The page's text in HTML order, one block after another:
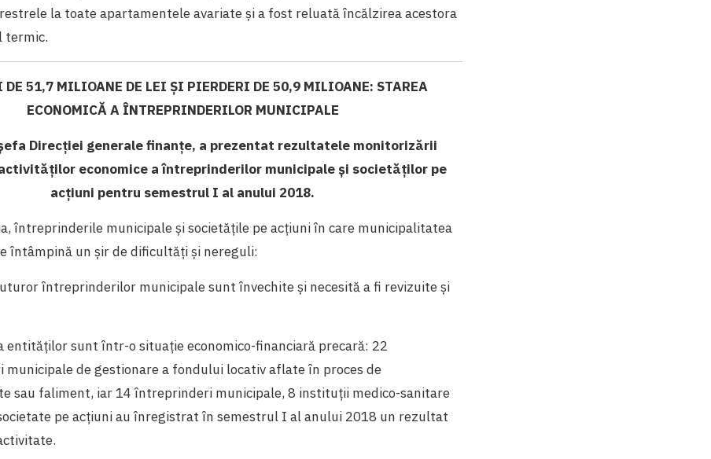
la toate apartamentele avariate și a fost reluată încălzirea acestora
termic.
51,7 MILIOANE DE LEI ȘI PIERDERI DE 50,9 MILIOANE: STAREA
ECONOMICĂ A ÎNTREPRINDERILOR MUNICIPALE
Direcției generale finanțe, a prezentat rezultatele monitorizării
economice a întreprinderilor municipale și societăților pe
acțiuni pentru semestrul I al anului 2018.
întreprinderile municipale și societățile pe acțiuni în care municipalitatea
întâmpină un șir de dificultăți și nereguli:
întreprinderilor municipale sunt învechite și necesită a fi revizuite și
entităților sunt într-o situație economico-financiară precară: 22
de gestionare a fondului locativ aflate în proces de
sau faliment, iar 14 întreprinderi municipale, 8 instituții medico-sanitare
pe acțiuni au înregistrat în semestrul I al anului 2018 un rezultat